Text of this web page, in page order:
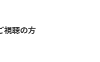
視聴の方